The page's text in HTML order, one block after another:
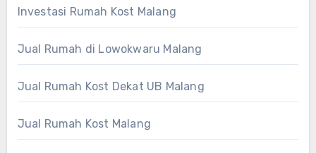
Investasi Rumah Kost Malang
Jual Rumah di Lowokwaru Malang
Jual Rumah Kost Dekat UB Malang
Jual Rumah Kost Malang